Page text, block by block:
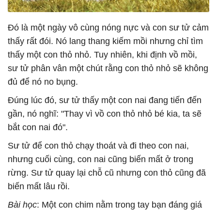
Đó là một ngày vô cùng nóng nực và con sư tử cảm
thấy rất đói. Nó lang thang kiếm mồi nhưng chỉ tìm
thấy một con thỏ nhỏ. Tuy nhiên, khi định vồ mồi,
sư tử phân vân một chút rằng con thỏ nhỏ sẽ không
đủ để nó no bụng.
Đúng lúc đó, sư tử thấy một con nai đang tiến đến
gần, nó nghĩ: "Thay vì vồ con thỏ nhỏ bé kia, ta sẽ
bắt con nai đó".
Sư tử để con thỏ chạy thoát và đi theo con nai,
nhưng cuối cùng, con nai cũng biến mất ở trong
rừng. Sư tử quay lại chỗ cũ nhưng con thỏ cũng đã
biến mất lâu rồi.
Bài học: Một con chim nằm trong tay bạn đáng giá